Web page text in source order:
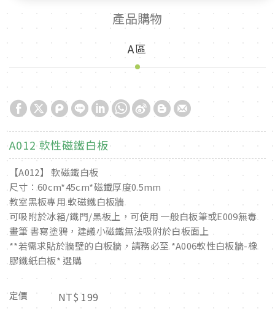
產品購物
A區
A012 軟性磁鐵白板
【A012】 軟磁鐵白板
尺寸：60cm*45cm*磁鐵厚度0.5mm
教室黑板專用 軟磁鐵白板牆
可吸附於冰箱/鐵門/黑板上，可使用 一般白板筆或E009無毒
畫筆 書寫塗鴉，建議小磁鐵無法吸附於白板面上
**若需求貼於牆壁的白板牆，請務必至 *A006軟性白板牆-橡
膠鐵紙白板* 選購
定價 NT$ 199